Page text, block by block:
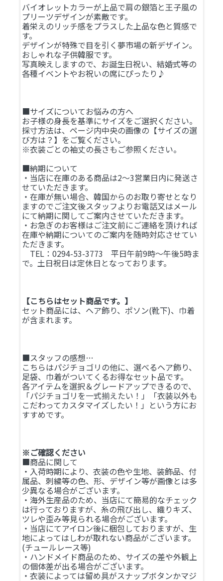
バイオレットカラーが上品で肩の銀箔と王子風の
プリーツデザインが素敵です。
着栄えのリッチ感をプラスした上品な色と質感で
す。
デザインが特殊で目を引く夢市場の新デザイン。
おしゃれな子供韓服です。
写真映えしますので、お誕生日祝い、結婚式等の
各種イベントやお祝いの席にぴったり♪
■サイズについてお悩みの方へ
お子様の身長を基準にサイズをご選択ください。
採寸方法は、ページ内中央の画像の【サイズの選
び方は？】をご覧ください。
※衣装ごとの袖丈の長さもご参照ください。
■納期について
・当店に在庫のある商品は2～3営業日内に発送さ
せていただきます。
・在庫が無い場合、韓国からのお取り寄せとなり
ますのでご注文後スタッフよりお電話又はメール
にて納期に関してご案内させていただきます。
・お急ぎのお客様はご注文前にご連絡を頂ければ
在庫や納期についてのご案内を随時対応させてい
ただきます。
TEL：0294-53-3773 平日午前9時～午後5時ま
で。土日祝日は定休日となっております。
【こちらはセット商品です。】
セット商品には、ヘア飾り、ポソン(靴下)、巾着
が含まれます。
■スタッフの感想…
こちらはパジチョゴリの他に、選べるヘア飾り、
足袋、巾着がついてくるお得なセット品です。
各アイテムを選択＆グレードアップできるので、
「パジチョゴリを一式揃えたい！」「衣装以外も
こだわってカスタマイズしたい！」という方にお
すすめです。
※ご確認ください
■商品に関して
・入荷時期により、衣装の色や生地、装飾品、付
属品、刺繍等の色、形、デザイン等が画像とは多
少異なる場合がございます。
・海外生産品のため、当店にて簡易的なチェック
は行っておりますが、糸の飛び出し、織りキズ、
ツレや歪み等見られる場合がございます。
・当店にてアイロン後に梱包しておりますが、生
地によってはしわが取れない商品がございます。
(チュールレース等)
・ハンドメイド商品のため、サイズの差や外観上
の個体差が出る場合がございます。
・衣装によっては留め具がスナップボタンかマジ